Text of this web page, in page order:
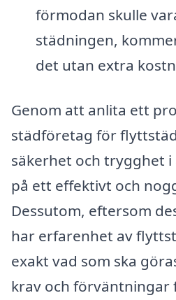
förmodan skulle
städningen,
det utan extra
Genom att anlita ett
städföretag för
säkerhet och trygghet
på ett effektivt och
Dessutom, eftersom
har erfarenhet av
exakt vad som ska
krav och förväntningar